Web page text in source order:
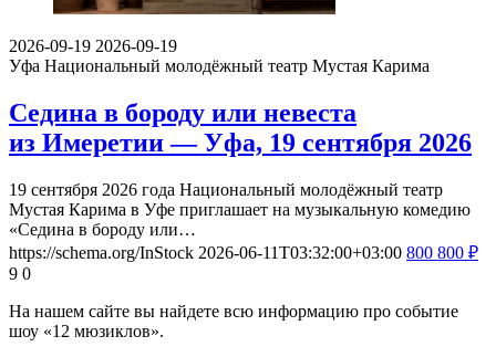
2026-09-19 2026-09-19
Уфа Национальный молодёжный театр Мустая Карима
Седина в бороду или невеста
из Имеретии — Уфа, 19 сентября 2026
19 сентября 2026 года Национальный молодёжный театр
Мустая Карима в Уфе приглашает на музыкальную комедию
«Седина в бороду или…
https://schema.org/InStock 2026-06-11T03:32:00+03:00 800 800 ₽
9 0
На нашем сайте вы найдете всю информацию про событие
шоу «12 мюзиклов».